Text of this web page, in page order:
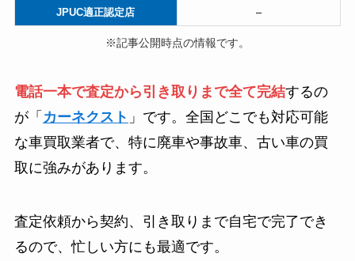
JPUC適正認定店 –
※記事公開時点の情報です。
電話一本で査定から引き取りまで全て完結するの
が「 カーネクスト 」です。全国どこでも対応可能
な車買取業者で、特に廃車や事故車、古い車の買
取に強みがあります。
査定依頼から契約、引き取りまで自宅で完了でき
るので、忙しい方にも最適です。